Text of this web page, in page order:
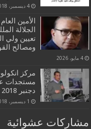
4 ديسمبر، 2018
الأمين
الجلالة
تعيين ولي
ومصالح
4 مايو، 2026
مركز
دجنبر 2018 بالرباط
1 ديسمبر، 2018
مشاركات عشوائية